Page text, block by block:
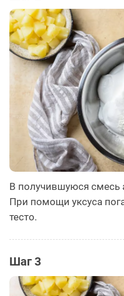
В получившуюся смесь
При помощи уксуса
тесто.
Шаг 3